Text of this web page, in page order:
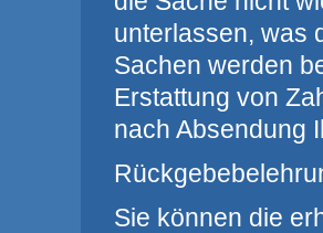
unterlassen, was
Sachen werden
Erstattung von
nach Absendung
Sie können die